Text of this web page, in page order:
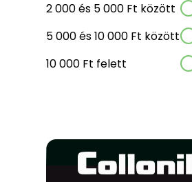
2 000 és 5 000 Ft között
5 000 és 10 000 Ft között
10 000 Ft felett